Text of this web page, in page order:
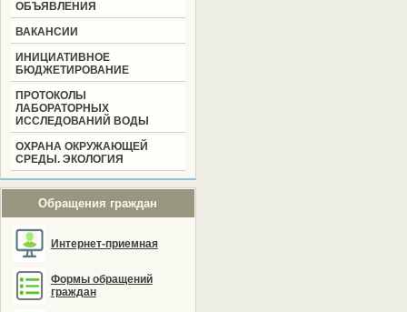
ОБЪЯВЛЕНИЯ
ВАКАНСИИ
ИНИЦИАТИВНОЕ
БЮДЖЕТИРОВАНИЕ
ПРОТОКОЛЫ
ЛАБОРАТОРНЫХ
ИССЛЕДОВАНИЙ ВОДЫ
ОХРАНА ОКРУЖАЮЩЕЙ
СРЕДЫ. ЭКОЛОГИЯ
Обращения граждан
Интернет-приемная
Формы обращений
граждан